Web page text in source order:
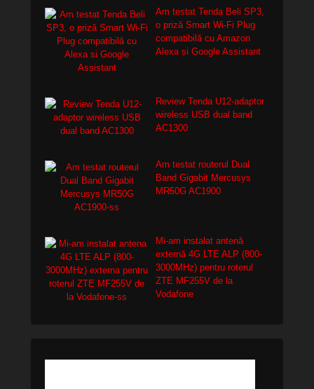
Am testat Tenda Beli SP3,
o priză Smart Wi-Fi Plug
compatibilă cu Amazon
Alexa și Google Assistant
Review Tenda U12-adaptor
wireless USB dual band
AC1300
Am testat routerul Dual
Band Gigabit Mercusys
MR50G AC1900
Mi-am instalat antenă
externă 4G LTE ALP (800-
3000MHz) pentru roterul
ZTE MF255V de la
Vodafone